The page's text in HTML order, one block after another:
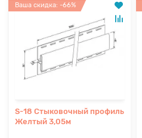
Ваша скидка: -66%
S-18 Стыковочный профиль
Желтый 3,05м